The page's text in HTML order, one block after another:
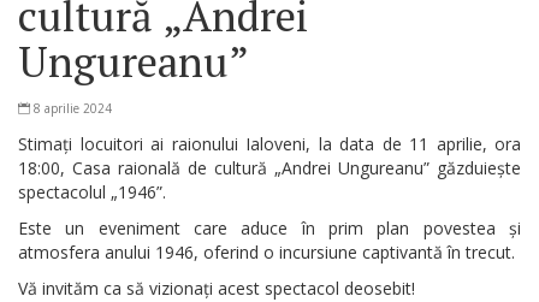
cultură „Andrei
Ungureanu”
8 aprilie 2024
Stimați locuitori ai raionului Ialoveni, la data de 11 aprilie, ora
18:00, Casa raională de cultură „Andrei Ungureanu” găzduiește
spectacolul „1946”.
Este un eveniment care aduce în prim plan povestea și
atmosfera anului 1946, oferind o incursiune captivantă în trecut.
Vă invităm ca să vizionați acest spectacol deosebit!